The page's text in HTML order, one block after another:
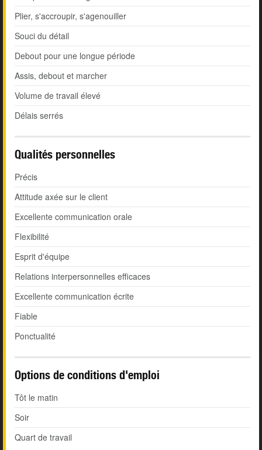
Plier, s'accroupir, s'agenouiller
Souci du détail
Debout pour une longue période
Assis, debout et marcher
Volume de travail élevé
Délais serrés
Qualités personnelles
Précis
Attitude axée sur le client
Excellente communication orale
Flexibilité
Esprit d'équipe
Relations interpersonnelles efficaces
Excellente communication écrite
Fiable
Ponctualité
Options de conditions d'emploi
Tôt le matin
Soir
Quart de travail